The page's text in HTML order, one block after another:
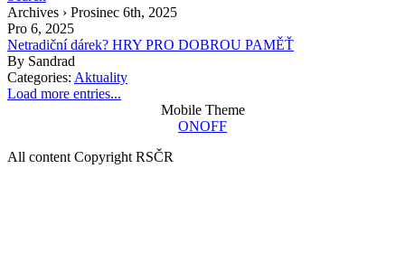
Archives › Prosinec 6th, 2025
Pro 6, 2025
Netradiční dárek? HRY PRO DOBROU PAMĚŤ
By Sandrad
Categories: Aktuality
Load more entries...
Mobile Theme
ONOFF
All content Copyright RSČR